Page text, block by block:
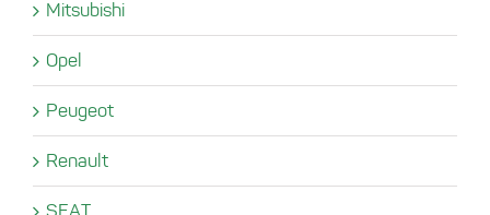
Mitsubishi
Opel
Peugeot
Renault
SEAT